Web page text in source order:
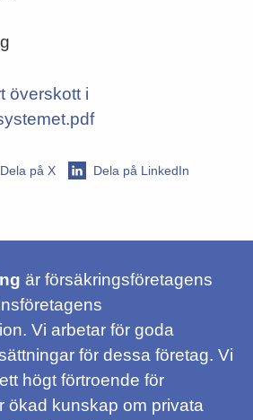
överskott i
Dela på X
Dela på LinkedIn
är försäkringsföretagens
Vi arbetar för goda
för dessa företag. Vi
högt förtroende för
ökad kunskap om privata